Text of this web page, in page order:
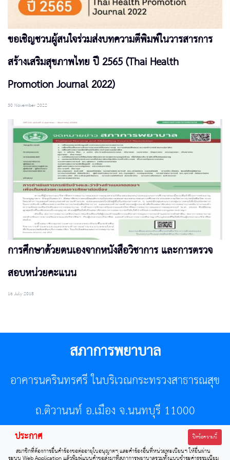
ขอเชิญชวนผู้สนใจร่วมส่งบทความตีพิมพ์ในวารสารการ
สร้างเสริมสุขภาพไทย ปี 2565 (Thai Health
Promotion Journal 2022)
30 November 2022
การศึกษาด้วยตนเองจากหนังสือวิชาการ และการตรวจ
สอบหน่วยคะแนน
16 July 2018
สภาการพยาบาล
อาคารนครินทรศรี ในบริเวณกระทรวงสาธารณสุข
ถ.ติวานนท์ อ.เมือง จ.นนทบุรี 11000
โทรศัพท์ 02-596-7500 โทรสาร 0-2589-7121 E-mail :
ประกาศ ปิดข้อความนี้
สมาชิกที่ต้องการยื่นคำร้องขอต่ออายุใบอนุญาตฯ และคำร้องอื่นที่หน่วยทะเบียนฯ ให้ยื่นผ่าน